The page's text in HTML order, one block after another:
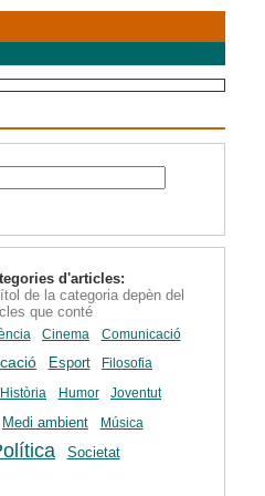
d'articles:
de la categoria depèn del
que conté
Cinema
Comunicació
Esport Filosofia
Història Humor Joventut
Medi ambient Música
Societat